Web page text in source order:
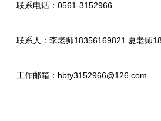
联系电话：0561-3152966
联系人：李老师18356169821 夏老师
工作邮箱：hbty3152966@126.com